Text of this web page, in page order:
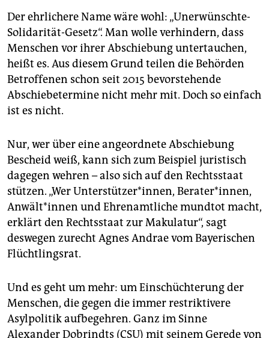
Der ehrlichere Name wäre wohl: „Unerwünschte-
Solidarität-Gesetz“. Man wolle verhindern, dass
Menschen vor ihrer Abschiebung untertauchen,
heißt es. Aus diesem Grund teilen die Behörden
Betroffenen schon seit 2015 bevorstehende
Abschiebetermine nicht mehr mit. Doch so einfach
ist es nicht.
Nur, wer über eine angeordnete Abschiebung
Bescheid weiß, kann sich zum Beispiel juristisch
dagegen wehren – also sich auf den Rechtsstaat
stützen. „Wer Unterstützer*innen, Berater*innen,
Anwält*innen und Ehrenamtliche mundtot macht,
erklärt den Rechtsstaat zur Makulatur“, sagt
deswegen zurecht Agnes Andrae vom Bayerischen
Flüchtlingsrat.
Und es geht um mehr: um Einschüchterung der
Menschen, die gegen die immer restriktivere
Asylpolitik aufbegehren. Ganz im Sinne
Alexander Dobrindts (CSU) mit seinem Gerede von